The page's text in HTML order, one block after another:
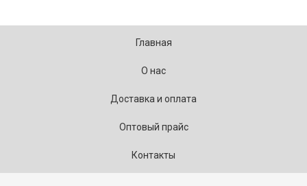
Главная
О нас
Доставка и оплата
Оптовый прайс
Контакты